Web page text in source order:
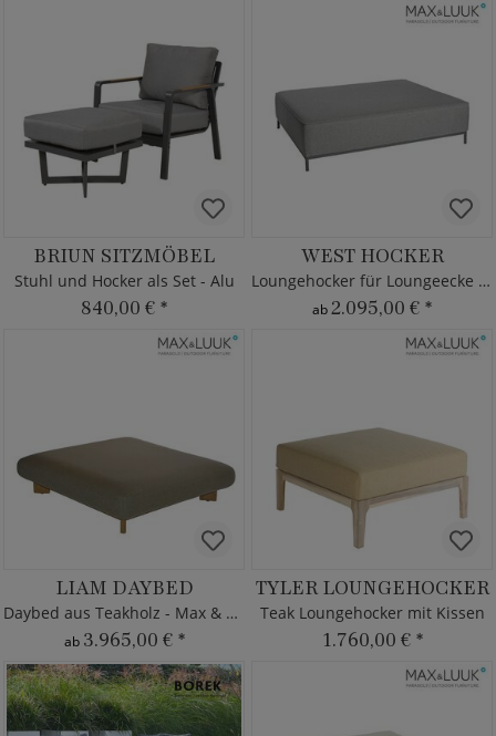
BRIUN SITZMÖBEL
Stuhl und Hocker als Set - Alu
840,00 € *
WEST HOCKER
Loungehocker für Loungeecke West
ab2.095,00 € *
LIAM DAYBED
Daybed aus Teakholz - Max & Luuk
ab 3.965,00 € *
TYLER LOUNGEHOCKER
Teak Loungehocker mit Kissen
1.760,00 € *